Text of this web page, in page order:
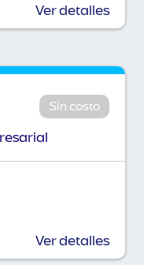
Ver detalles
Sin costo
Ver detalles